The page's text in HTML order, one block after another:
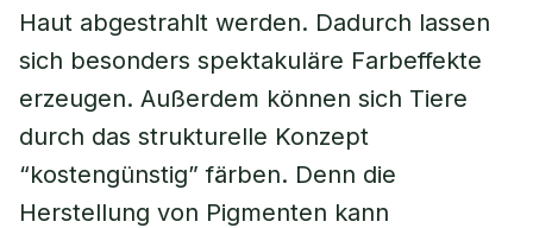
Haut abgestrahlt werden. Dadurch lassen
sich besonders spektakuläre Farbeffekte
erzeugen. Außerdem können sich Tiere
durch das strukturelle Konzept
“kostengünstig” färben. Denn die
Herstellung von Pigmenten kann